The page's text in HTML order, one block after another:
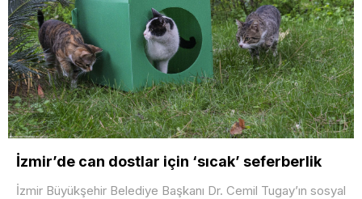
İzmir’de can dostlar için ‘sıcak’ seferberlik
İzmir Büyükşehir Belediye Başkanı Dr. Cemil Tugay’ın sosyal